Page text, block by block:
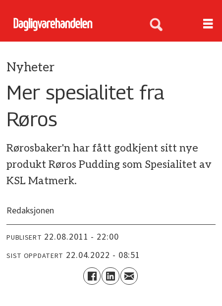
Nyheter
Mer spesialitet fra
Røros
Rørosbaker'n har fått godkjent sitt nye
produkt Røros Pudding som Spesialitet av
KSL Matmerk.
Redaksjonen
PUBLISERT 22.08.2011 - 22:00
SIST OPPDATERT 22.04.2022 - 08:51